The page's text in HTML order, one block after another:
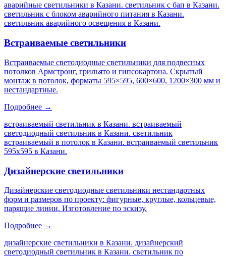
аварийные светильники в Казани. светильник с бап в Казани.
светильник с блоком аварийного питания в Казани.
светильник аварийного освещения в Казани.
Встраиваемые светильники
Встраиваемые светодиодные светильники для подвесных
потолков Армстронг, грильято и гипсокартона. Скрытый
монтаж в потолок, форматы 595×595, 600×600, 1200×300 мм и
нестандартные.
Подробнее →
встраиваемый светильник в Казани. встраиваемый
светодиодный светильник в Казани. светильник
встраиваемый в потолок в Казани. встраиваемый светильник
595х595 в Казани.
Дизайнерские светильники
Дизайнерские светодиодные светильники нестандартных
форм и размеров по проекту: фигурные, круглые, кольцевые,
парящие линии. Изготовление по эскизу.
Подробнее →
дизайнерские светильники в Казани. дизайнерский
светодиодный светильник в Казани. светильник по